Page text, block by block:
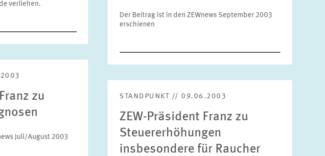
Bereiche
Bitte wählen
Schlagworte
verliehen.
Der Beitrag ist in den ZEWnews September 2003
erschienen
zu
Juli/August 2003
STANDPUNKT // 09.06.2003
ZEW-Präsident Franz zu
Steuererhöhungen
insbesondere für Raucher